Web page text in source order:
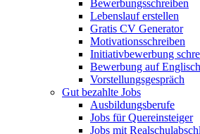
Bewerbungsschreiben
Lebenslauf erstellen
Gratis CV Generator
Motivationsschreiben
Initiativbewerbung
Bewerbung auf Englisch
Vorstellungsgespräch
Gut bezahlte Jobs
Ausbildungsberufe
Jobs für Quereinsteiger
Jobs mit